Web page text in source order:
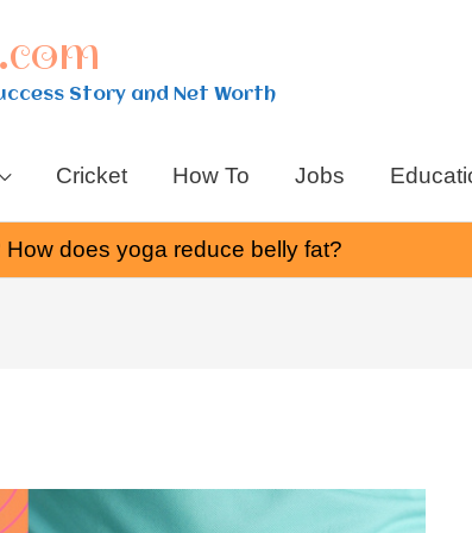
Story and Net Worth
Cricket How To Jobs
How does yoga reduce belly fat?